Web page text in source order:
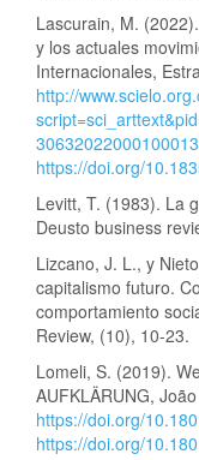
Lascurain, M.
y los actuales
Internacionales,
http://
https://doi.org/
Levitt, T. (1983). La
Deusto business
Lizcano, J. L., y
capitalismo futuro.
comportamiento
Review, (10), 10-23.
Lomeli, S. (2019).
AUFKLÄRUNG,
https://doi.org/
https://doi.org/